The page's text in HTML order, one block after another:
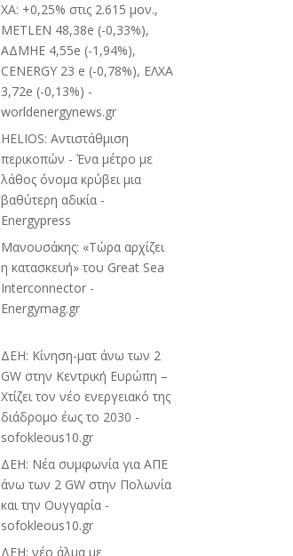
ΧΑ: +0,25% στις 2.615 μον.,
METLEN 48,38e (-0,33%),
ΑΔΜΗΕ 4,55e (-1,94%),
CENERGY 23 e (-0,78%), ΕΛΧΑ
3,72e (-0,13%) -
worldenergynews.gr
HELIOS: Αντιστάθμιση
περικοπών - Ένα μέτρο με
λάθος όνομα κρύβει μια
βαθύτερη αδικία -
Energypress
Μανουσάκης: «Τώρα αρχίζει
η κατασκευή» του Great Sea
Interconnector -
Energymag.gr
ΔΕΗ: Κίνηση-ματ άνω των 2
GW στην Κεντρική Ευρώπη –
Χτίζει τον νέο ενεργειακό της
διάδρομο έως το 2030 -
sofokleous10.gr
ΔΕΗ: Νέα συμφωνία για ΑΠΕ
άνω των 2 GW στην Πολωνία
και την Ουγγαρία -
sofokleous10.gr
ΔΕΗ: νέο άλμα με